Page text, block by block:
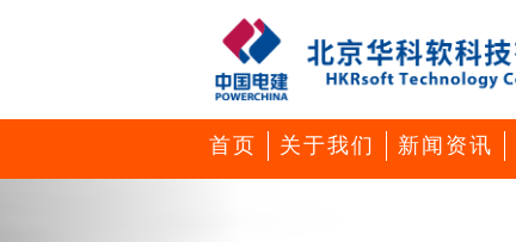
首页 关于我们 新闻资讯